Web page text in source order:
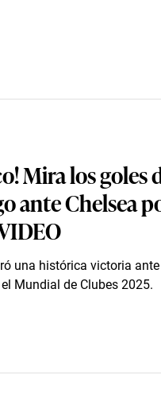
Mira los goles
ante Chelsea
una histórica victoria
Mundial de Clubes 2025.